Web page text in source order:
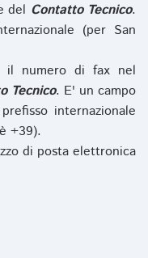
del Contatto Tecnico.
(per San
numero di fax nel
Tecnico. E' un campo
internazionale
+39).
di posta elettronica